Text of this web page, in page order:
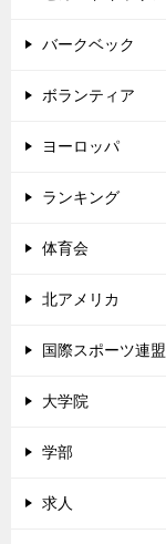
バークベック
ボランティア
ヨーロッパ
ランキング
体育会
北アメリカ
国際スポーツ連盟
大学院
学部
求人